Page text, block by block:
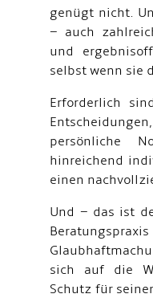
genügt nicht.
– auch
und
selbst wenn sie
Erforderlich
persönliche
hinreichend
einen
Und – das ist
sich auf die
Schutz für